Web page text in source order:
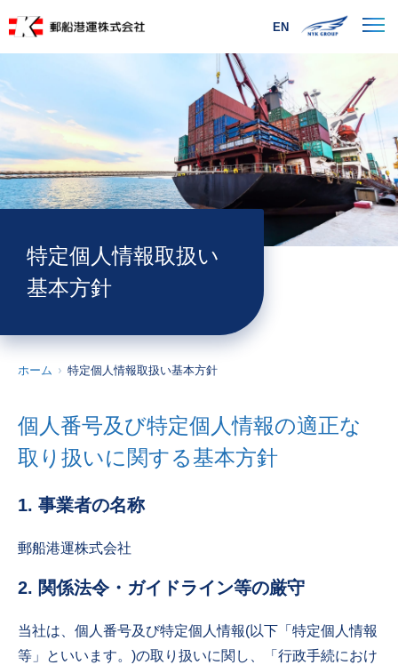
EN
特定個人情報取扱い
基本方針
ホーム 特定個人情報取扱い基本方針
個人番号及び特定個人情報の適正な
取り扱いに関する基本方針
1. 事業者の名称
郵船港運株式会社
2. 関係法令・ガイドライン等の厳守
当社は、個人番号及び特定個人情報(以下「特定個人情報
等」といいます。)の取り扱いに関し、「行政手続におけ